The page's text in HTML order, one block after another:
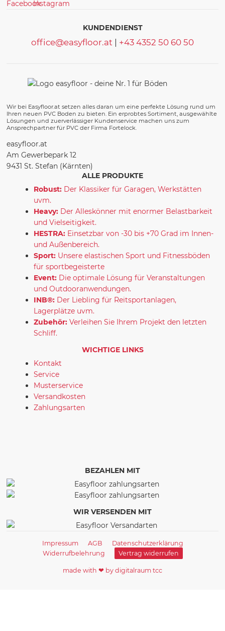
KUNDENDIENST
office@easyfloor.at | +43 4352 50 60 50
Wir bei Easyfloor.at setzen alles daran um eine perfekte Lösung rund um
Ihren neuen PVC Boden zu bieten. Ein erprobtes Sortiment, ausgewählte
Lösungen und zuerverlässiger Kundenservice machen uns zum
Ansprechpartner für PVC der Firma Fortelock.
easyfloor.at
Am Gewerbepark 12
9431 St. Stefan (Kärnten)
ALLE PRODUKTE
Robust: Der Klassiker für Garagen, Werkstätten
uvm.
Heavy: Der Alleskönner mit enormer Belastbarkeit
und Vielseitigkeit.
HESTRA: Einsetzbar von -30 bis +70 Grad im Innen-
und Außenbereich.
Sport: Unsere elastischen Sport und Fitnessböden
für sportbegeisterte
Event: Die optimale Lösung für Veranstaltungen
und Outdooranwendungen.
INB®: Der Liebling für Reitsportanlagen,
Lagerplätze uvm.
Zubehör: Verleihen Sie Ihrem Projekt den letzten
Schliff.
WICHTIGE LINKS
Kontakt
Service
Musterservice
Versandkosten
Zahlungsarten
BEZAHLEN MIT
WIR VERSENDEN MIT
Impressum AGB
Datenschutzerklärung
Widerrufbelehrung
Vertrag widerrufen
made with ❤ by digitalraum tcc